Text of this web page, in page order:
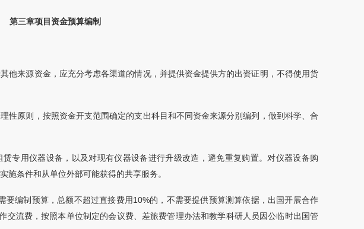
第三章项目资金预算编制
他来源资金，应充分考虑各渠道的情况，并提供资金提供方的出资证明，不得使用货
性原则，按照资金开支范围确定的支出科目和不同资金来源分别编列，做到科学、合
专用仪器设备，以及对现有仪器设备进行升级改造，避免重复购置。对仪器设备购
施条件和从单位外部可能获得的共享服务。
编制预算，总额不超过直接费用10%的，不需要提供预算测算依据，出国开展合作
交流费，按照本单位制定的会议费、差旅费管理办法和教学科研人员因公临时出国管